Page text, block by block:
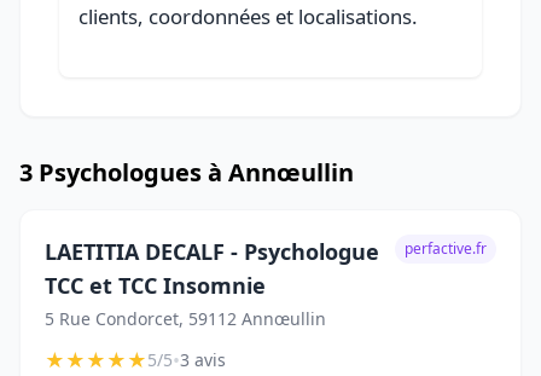
clients, coordonnées et localisations.
3 Psychologues à Annœullin
LAETITIA DECALF - Psychologue
TCC et TCC Insomnie
5 Rue Condorcet, 59112 Annœullin
perfactive.fr
★★★★★5/5•3 avis